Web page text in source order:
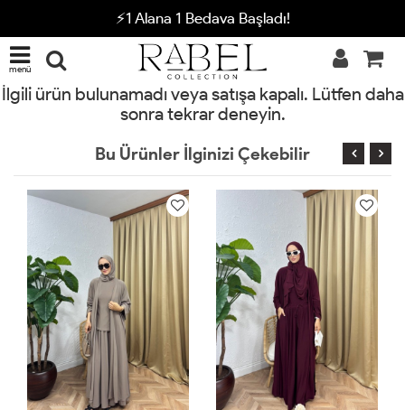
⚡1 Alana 1 Bedava Başladı!
menü
İlgili ürün bulunamadı veya satışa kapalı. Lütfen daha
sonra tekrar deneyin.
Bu Ürünler İlginizi Çekebilir